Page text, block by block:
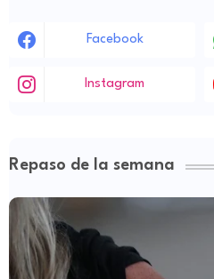
Facebook
Instagram
Repaso de la semana